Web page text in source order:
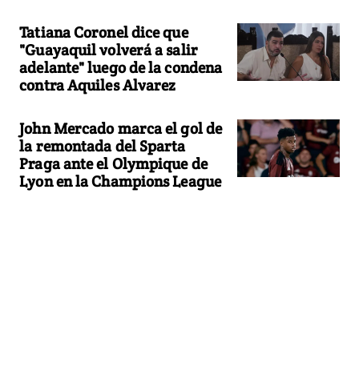
Tatiana Coronel dice que
"Guayaquil volverá a salir
adelante" luego de la condena
contra Aquiles Alvarez
John Mercado marca el gol de
la remontada del Sparta
Praga ante el Olympique de
Lyon en la Champions League